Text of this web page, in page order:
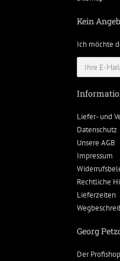
Kein
Ich möchte
Liefer- und
Datenschutz
Unsere AGB
Impressum
Rechtliche
Lieferzeiten
Georg
Der